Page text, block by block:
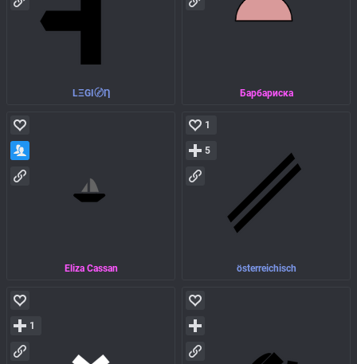
LΞGI〄Ƞ Барбариска
Eliza Cassan österreichisch
1
5
1